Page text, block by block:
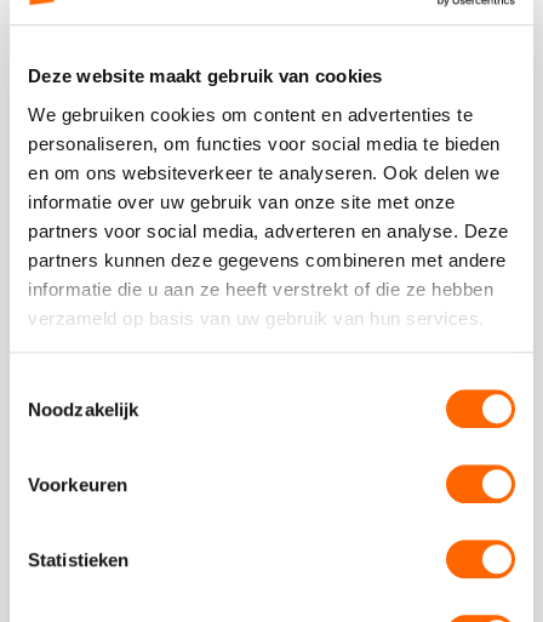
Deze website maakt gebruik van cookies
We gebruiken cookies om content en advertenties te
personaliseren, om functies voor social media te bieden
en om ons websiteverkeer te analyseren. Ook delen we
informatie over uw gebruik van onze site met onze
partners voor social media, adverteren en analyse. Deze
partners kunnen deze gegevens combineren met andere
informatie die u aan ze heeft verstrekt of die ze hebben
verzameld op basis van uw gebruik van hun services.
Noodzakelijk
Voorkeuren
Statistieken
4
Plaats een review
Bekijk alle reviews
Vergelijkbare uitjes Te combineren met
Bekijk
Kaasproeverij